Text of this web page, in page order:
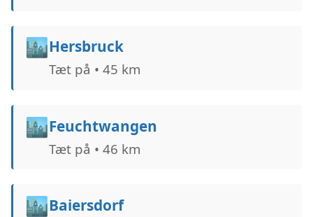
🏙️Hersbruck
Tæt på • 45 km
🏙️Feuchtwangen
Tæt på • 46 km
🏙️Baiersdorf